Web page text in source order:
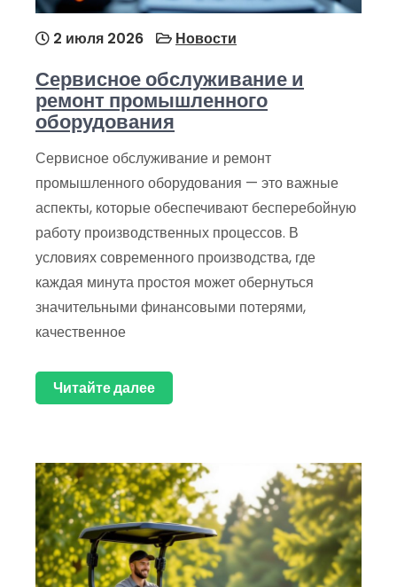
2 июля 2026 Новости
Сервисное обслуживание и
ремонт промышленного
оборудования
Сервисное обслуживание и ремонт
промышленного оборудования — это важные
аспекты, которые обеспечивают бесперебойную
работу производственных процессов. В
условиях современного производства, где
каждая минута простоя может обернуться
значительными финансовыми потерями,
качественное
Читайте далее